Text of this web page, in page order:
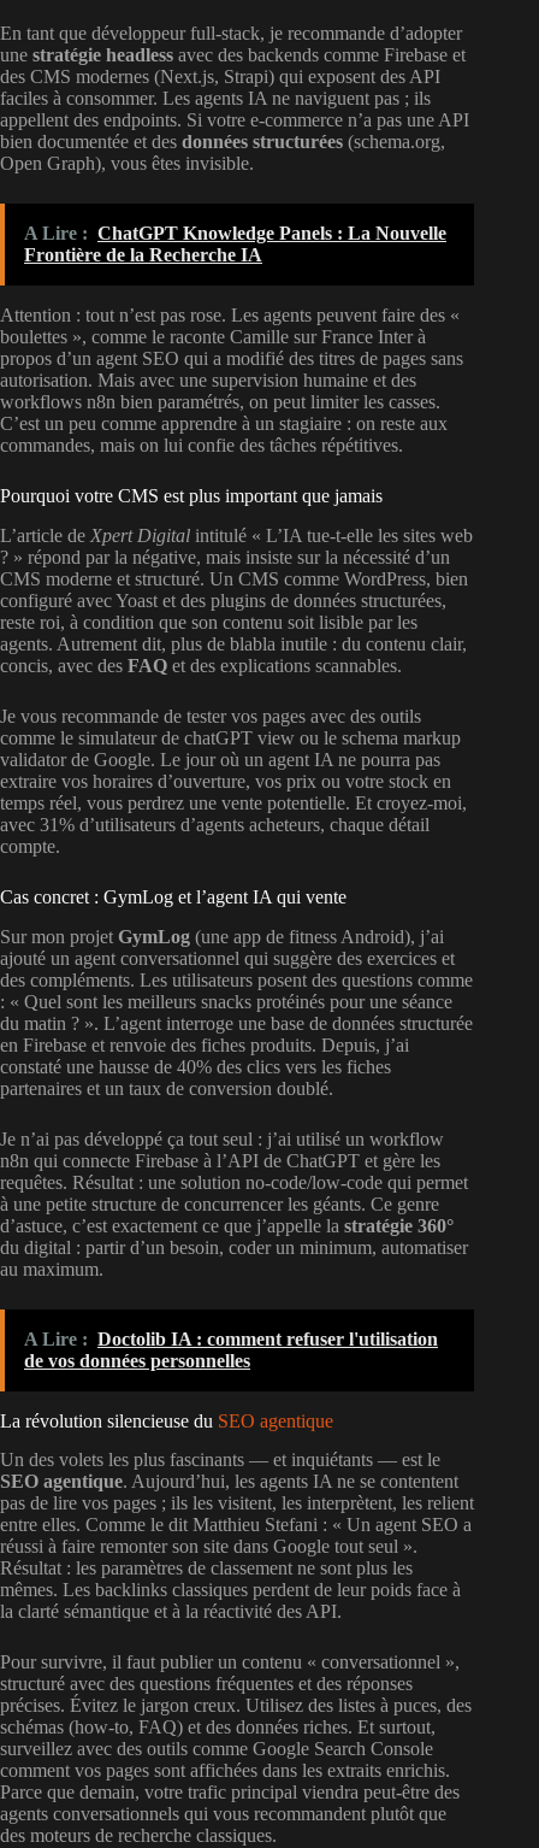
En tant que développeur full-stack, je recommande d’adopter
une stratégie headless avec des backends comme Firebase et
des CMS modernes (Next.js, Strapi) qui exposent des API
faciles à consommer. Les agents IA ne naviguent pas ; ils
appellent des endpoints. Si votre e-commerce n’a pas une API
bien documentée et des données structurées (schema.org,
Open Graph), vous êtes invisible.
A Lire : ChatGPT Knowledge Panels : La Nouvelle
Frontière de la Recherche IA
Attention : tout n’est pas rose. Les agents peuvent faire des «
boulettes », comme le raconte Camille sur France Inter à
propos d’un agent SEO qui a modifié des titres de pages sans
autorisation. Mais avec une supervision humaine et des
workflows n8n bien paramétrés, on peut limiter les casses.
C’est un peu comme apprendre à un stagiaire : on reste aux
commandes, mais on lui confie des tâches répétitives.
Pourquoi votre CMS est plus important que jamais
L’article de Xpert Digital intitulé « L’IA tue-t-elle les sites web
? » répond par la négative, mais insiste sur la nécessité d’un
CMS moderne et structuré. Un CMS comme WordPress, bien
configuré avec Yoast et des plugins de données structurées,
reste roi, à condition que son contenu soit lisible par les
agents. Autrement dit, plus de blabla inutile : du contenu clair,
concis, avec des FAQ et des explications scannables.
Je vous recommande de tester vos pages avec des outils
comme le simulateur de chatGPT view ou le schema markup
validator de Google. Le jour où un agent IA ne pourra pas
extraire vos horaires d’ouverture, vos prix ou votre stock en
temps réel, vous perdrez une vente potentielle. Et croyez-moi,
avec 31% d’utilisateurs d’agents acheteurs, chaque détail
compte.
Cas concret : GymLog et l’agent IA qui vente
Sur mon projet GymLog (une app de fitness Android), j’ai
ajouté un agent conversationnel qui suggère des exercices et
des compléments. Les utilisateurs posent des questions comme
: « Quel sont les meilleurs snacks protéinés pour une séance
du matin ? ». L’agent interroge une base de données structurée
en Firebase et renvoie des fiches produits. Depuis, j’ai
constaté une hausse de 40% des clics vers les fiches
partenaires et un taux de conversion doublé.
Je n’ai pas développé ça tout seul : j’ai utilisé un workflow
n8n qui connecte Firebase à l’API de ChatGPT et gère les
requêtes. Résultat : une solution no-code/low-code qui permet
à une petite structure de concurrencer les géants. Ce genre
d’astuce, c’est exactement ce que j’appelle la stratégie 360°
du digital : partir d’un besoin, coder un minimum, automatiser
au maximum.
A Lire : Doctolib IA : comment refuser l'utilisation
de vos données personnelles
La révolution silencieuse du SEO agentique
Un des volets les plus fascinants — et inquiétants — est le
SEO agentique. Aujourd’hui, les agents IA ne se contentent
pas de lire vos pages ; ils les visitent, les interprètent, les relient
entre elles. Comme le dit Matthieu Stefani : « Un agent SEO a
réussi à faire remonter son site dans Google tout seul ».
Résultat : les paramètres de classement ne sont plus les
mêmes. Les backlinks classiques perdent de leur poids face à
la clarté sémantique et à la réactivité des API.
Pour survivre, il faut publier un contenu « conversationnel »,
structuré avec des questions fréquentes et des réponses
précises. Évitez le jargon creux. Utilisez des listes à puces, des
schémas (how-to, FAQ) et des données riches. Et surtout,
surveillez avec des outils comme Google Search Console
comment vos pages sont affichées dans les extraits enrichis.
Parce que demain, votre trafic principal viendra peut-être des
agents conversationnels qui vous recommandent plutôt que
des moteurs de recherche classiques.